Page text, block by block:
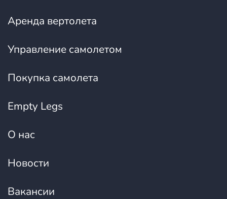
Аренда вертолета
Управление самолетом
Покупка самолета
Empty Legs
О нас
Новости
Вакансии